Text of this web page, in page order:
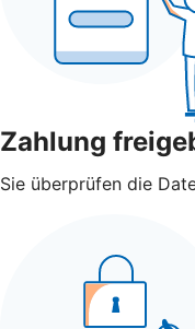
Zahlung
Sie überprüfen die